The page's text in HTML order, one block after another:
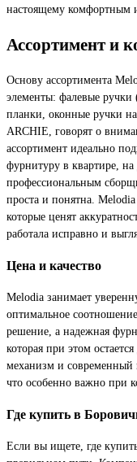
настоящему комфортным
Ассортимент и
Основу ассортимента
элементы: фалевые
планки, оконные ручки
ARCHIE, говорят о
ассортимент идеально
фурнитуру в квартире,
профессиональным
проста и понятна.
которые ценят
работала исправно и
Цена и качество
Melodia занимает
оптимальное
решение, а надежная
которая при этом
механизм и современный
что особенно важно при
Где купить в
Если вы ищете, где